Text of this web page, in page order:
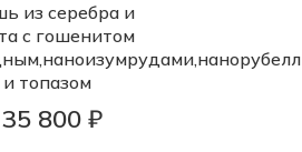
из серебра и
с гошенитом
и топазом
35 800 ₽